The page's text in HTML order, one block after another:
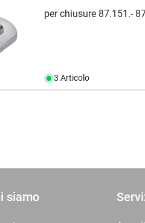
per chiusure 87.151.-
3 Articolo
siamo